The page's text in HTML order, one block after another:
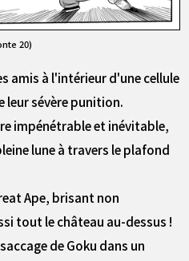
20)
amis à l'intérieur d'une cellule
leur sévère punition.
impénétrable et inévitable,
lune à travers le plafond
Ape, brisant non
tout le château au-dessus !
de Goku dans un